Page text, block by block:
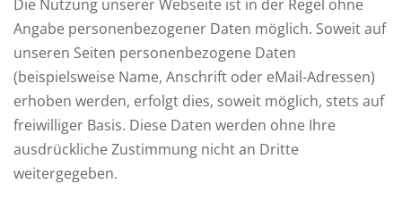
Die Nutzung unserer Webseite ist in der Regel ohne
Angabe personenbezogener Daten möglich. Soweit auf
unseren Seiten personenbezogene Daten
(beispielsweise Name, Anschrift oder eMail-Adressen)
erhoben werden, erfolgt dies, soweit möglich, stets auf
freiwilliger Basis. Diese Daten werden ohne Ihre
ausdrückliche Zustimmung nicht an Dritte
weitergegeben.